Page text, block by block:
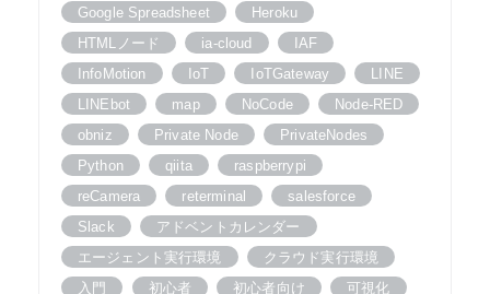
Google Spreadsheet
Heroku
HTMLノード
ia-cloud
IAF
InfoMotion
IoT IoTGateway
LINE
LINEbot
map NoCode
Node-RED
obniz
Private Node
PrivateNodes
Python
qiita
raspberrypi
reCamera
reterminal
salesforce
Slack
アドベントカレンダー
エージェント実行環境
クラウド実行環境
入門
初心者 初心者向け
可視化